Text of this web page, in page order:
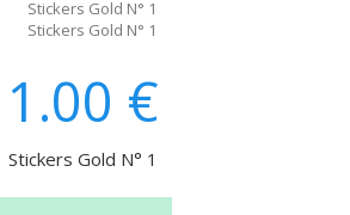
1.00 €
Stickers Gold N° 1